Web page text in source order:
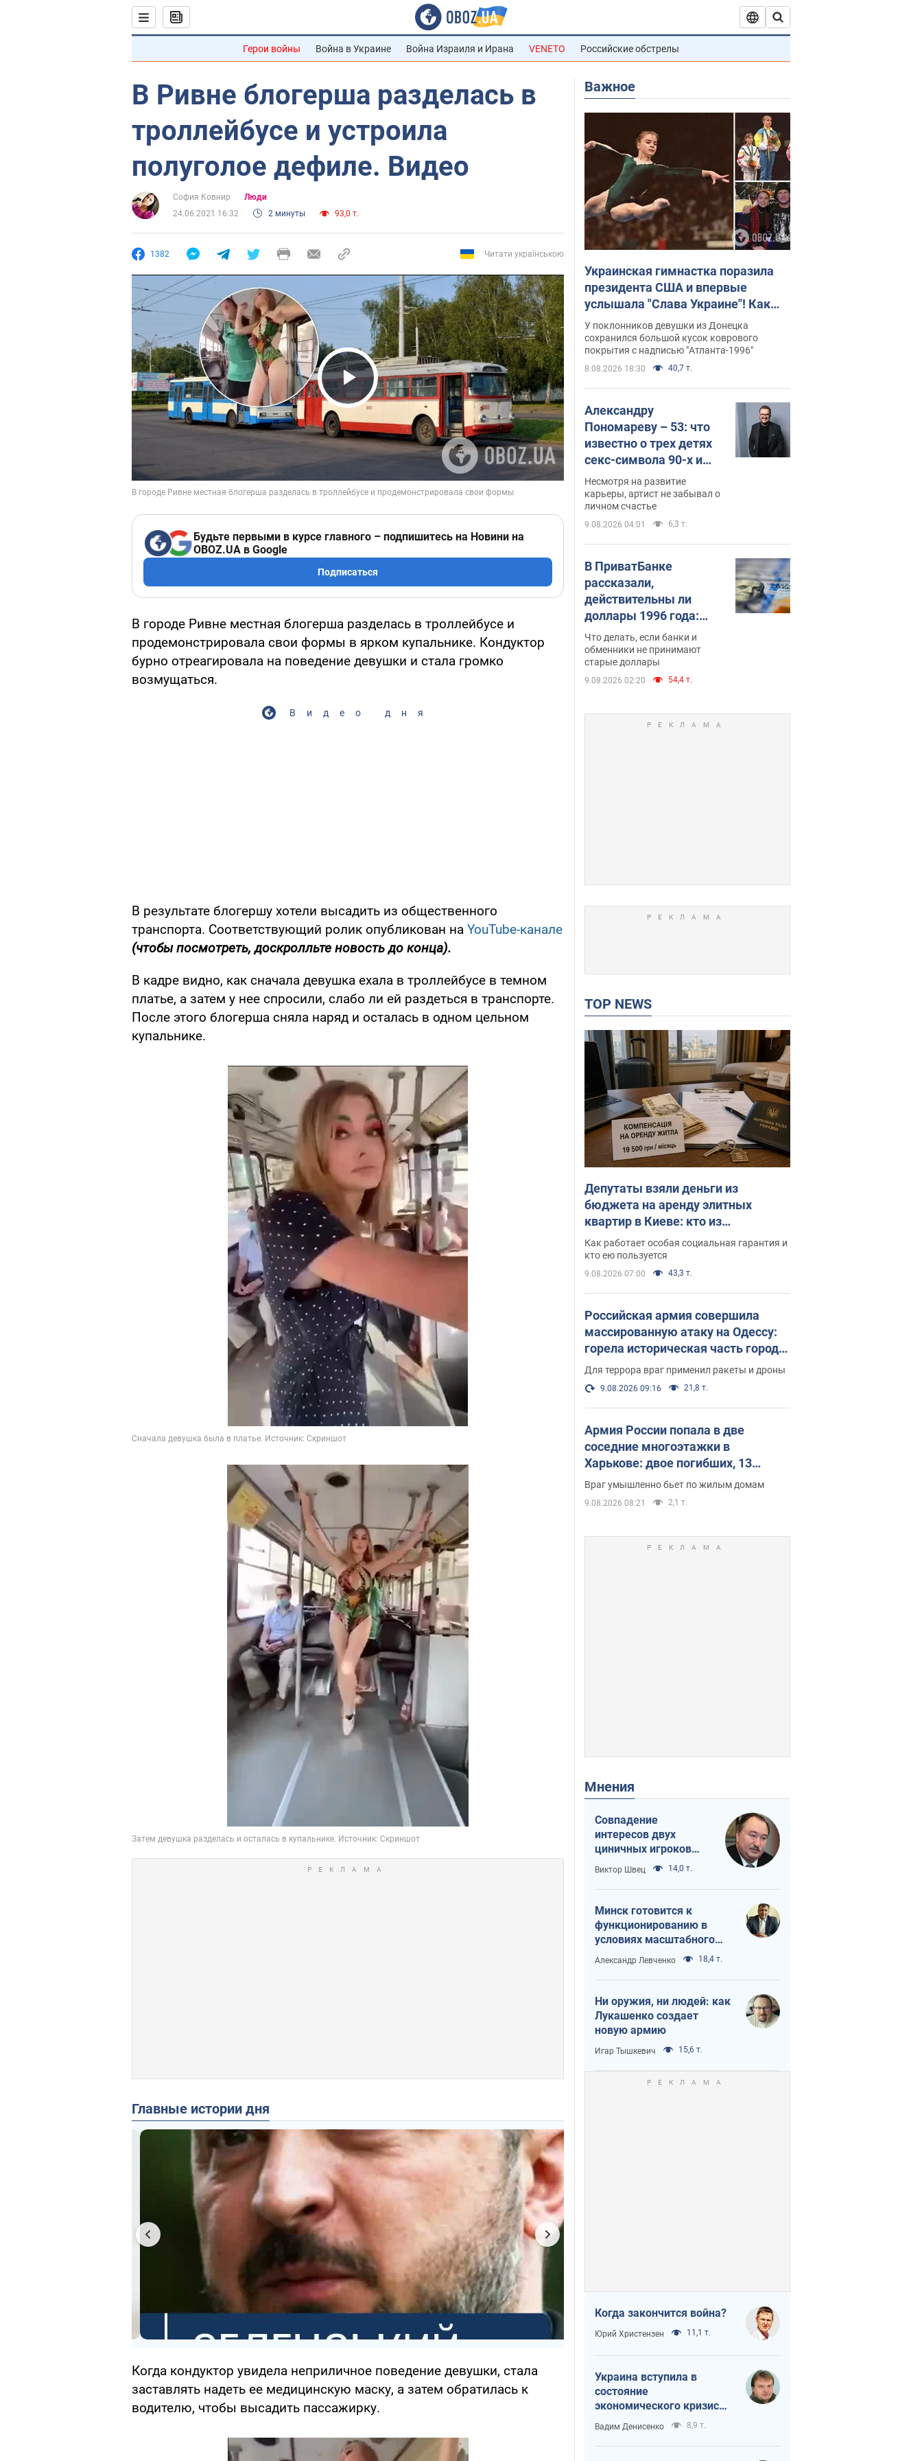
Герои войны Война в Украине Война Израиля и Ирана VENETO Российские обстрелы
В Ривне блогерша разделась в
троллейбусе и устроила
полуголое дефиле. Видео
София Ковнир
Люди
24.06.2021 16:32
2 минуты 93,0 т.
1382 Читати українською
Play Video
Будьте первыми в курсе главного – подпишитесь на Новини на
OBOZ.UA в Google
Подписаться
В городе Ривне местная блогерша разделась в троллейбусе и
продемонстрировала свои формы в ярком купальнике. Кондуктор
бурно отреагировала на поведение девушки и стала громко
возмущаться.
Видео дня
В результате блогершу хотели высадить из общественного
транспорта. Соответствующий ролик опубликован на YouTube-канале
(чтобы посмотреть, доскролльте новость до конца).
В кадре видно, как сначала девушка ехала в троллейбусе в темном
платье, а затем у нее спросили, слабо ли ей раздеться в транспорте.
После этого блогерша сняла наряд и осталась в одном цельном
купальнике.
Главные истории дня
Когда кондуктор увидела неприличное поведение девушки, стала
заставлять надеть ее медицинскую маску, а затем обратилась к
водителю, чтобы высадить пассажирку.
Важное
Украинская гимнастка поразила
президента США и впервые
услышала "Слава Украине"! Как
сложилась судьба Подкопаевой,
которая 30 лет назад завоевала
"золото" Олимпиады
У поклонников девушки из Донецка
сохранился большой кусок коврового
покрытия с надписью "Атланта-1996"
8.08.2026 18:30 40,7 т.
Александру
Пономареву – 53: что
известно о трех детях
секс-символа 90-х и
как они выглядят
Несмотря на развитие
карьеры, артист не забывал о
личном счастье
9.08.2026 04:01 6,3 т.
В ПриватБанке
рассказали,
действительны ли
доллары 1996 года:
принимают ли
обменники и банки
такие купюры
Что делать, если банки и
обменники не принимают
старые доллары
9.08.2026 02:20 54,4 т.
TOP NEWS
Депутаты взяли деньги из
бюджета на аренду элитных
квартир в Киеве: кто из
парламентариев просил средства
и где поселился
Как работает особая социальная гарантия и
кто ею пользуется
9.08.2026 07:00 43,3 т.
Российская армия совершила
массированную атаку на Одессу:
горела историческая часть города,
есть пострадавшие. Фото и видео
Для террора враг применил ракеты и дроны
9.08.2026 09:16 21,8 т.
Армия России попала в две
соседние многоэтажки в
Харькове: двое погибших, 13
пострадавших
Враг умышленно бьет по жилым домам
9.08.2026 08:21 2,1 т.
Мнения
Совпадение
интересов двух
циничных игроков
или тайный план
Трампа и Путина?
Виктор Швец 14,0 т.
Минск готовится к
функционированию в
условиях масштабного
военного кризиса
Александр Левченко 18,4 т.
Ни оружия, ни людей: как
Лукашенко создает
новую армию
Игар Тышкевич 15,6 т.
Когда закончится война?
Юрий Христензен 11,1 т.
Украина вступила в
состояние
экономического кризиса.
Есть ли свет в конце
туннеля?
Вадим Денисенко 8,9 т.